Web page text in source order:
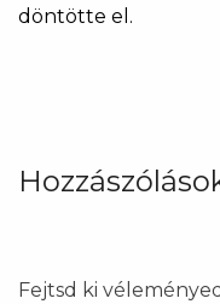
döntötte el.
Fejtsd ki